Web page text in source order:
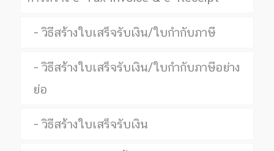
วิธีสร้างใบเสร็จรับเงิน/ใบกำกับภาษี
วิธีสร้างใบเสร็จรับเงิน/ใบกำกับภาษีอย่าง
ย่อ
วิธีสร้างใบเสร็จรับเงิน